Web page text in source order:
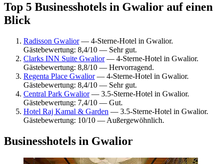
Top 5 Businesshotels in Gwalior auf einen
Blick
Radisson Gwalior— 4-Sterne-Hotel in Gwalior.
Gästebewertung: 8,4/10 — Sehr gut.
Clarks INN Suite Gwalior— 4-Sterne-Hotel in Gwalior.
Gästebewertung: 8,8/10 — Hervorragend.
Regenta Place Gwalior— 4-Sterne-Hotel in Gwalior.
Gästebewertung: 8,4/10 — Sehr gut.
Central Park Gwalior— 3.5-Sterne-Hotel in Gwalior.
Gästebewertung: 7,4/10 — Gut.
Hotel Raj Kamal & Garden — 3.5-Sterne-Hotel in Gwalior.
Gästebewertung: 10/10 — Außergewöhnlich.
Businesshotels in Gwalior